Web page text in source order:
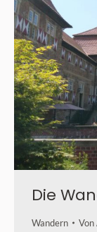
Die
Wandern Von